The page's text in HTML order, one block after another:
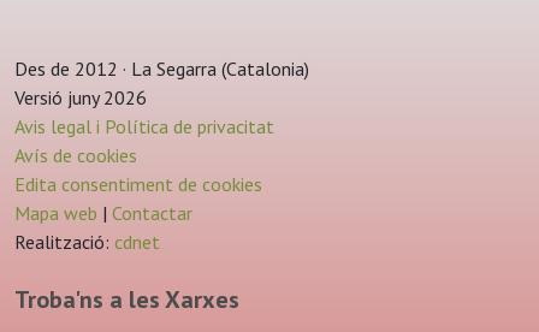
Des de 2012 · La Segarra (Catalonia)
Versió juny 2026
Avis legal i Política de privacitat
Avís de cookies
Edita consentiment de cookies
Mapa web | Contactar
Realització: cdnet
Troba'ns a les Xarxes